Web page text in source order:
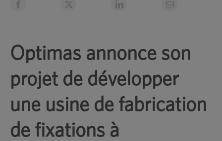
Optimas annonce son
projet de développer
une usine de fabrication
de fixations à